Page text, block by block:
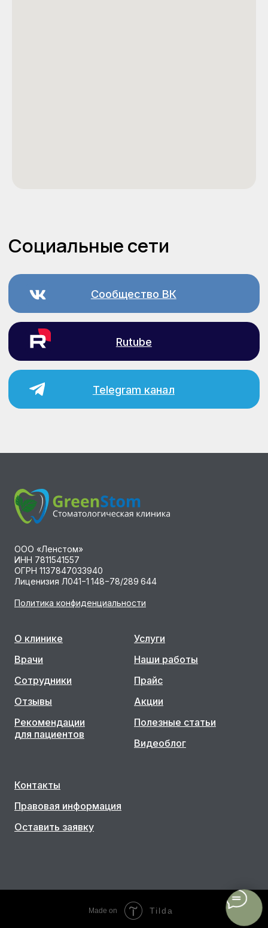
ООО «Ленстом»
ИНН 7811541557
ОГРН 1137847033940
Лиценизия Л041−1 148−78/289 644
Политика конфиденциальности
О клинике
Врачи
Сотрудники
Отзывы
Рекомендации
для пациентов
Услуги
Наши работы
Прайс
Акции
Полезные статьи
Видеоблог
Контакты
Правовая информация
Оставить заявку
Made on Tilda